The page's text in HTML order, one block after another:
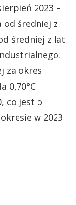
2023 –
od średniej z
średniej z lat
za okres
0,70°C
co jest o
w 2023